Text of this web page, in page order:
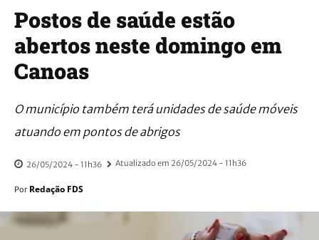
Postos de saúde estão
abertos neste domingo em
Canoas
O município também terá unidades de saúde móveis
atuando em pontos de abrigos
26/05/2024 - 11h36 Atualizado em 26/05/2024 - 11h36
Por Redação FDS